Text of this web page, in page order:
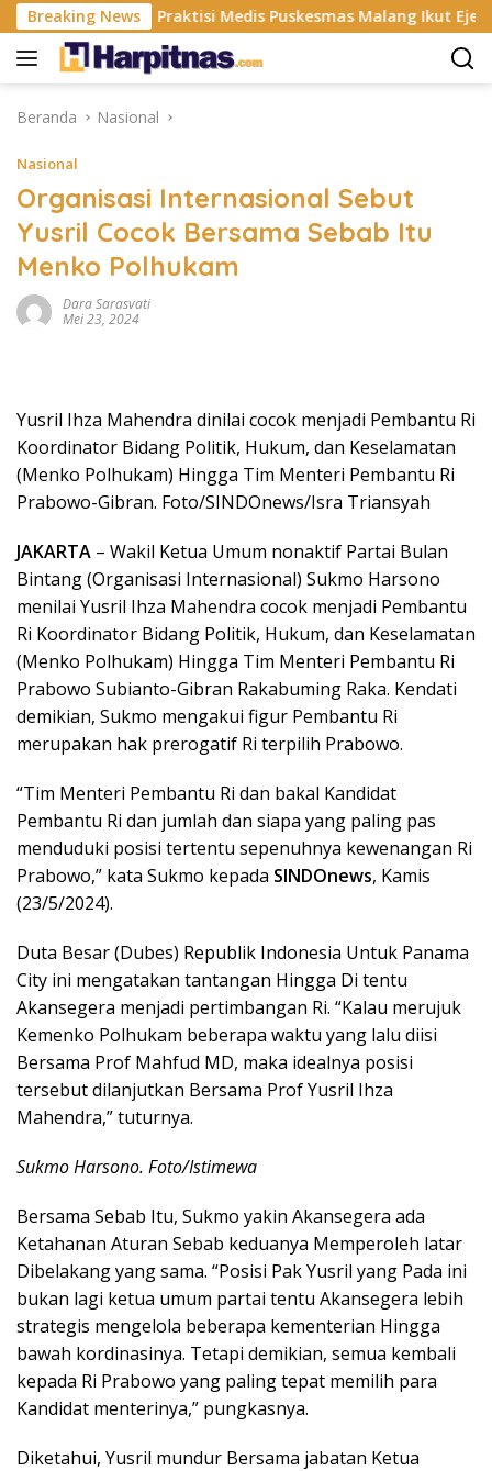
Langsung
ke
konten
Breaking News
ISP Praktisi Medis Puskesmas Malang Ikut Ejek
Beranda Nasional
Nasional
Organisasi Internasional Sebut
Yusril Cocok Bersama Sebab Itu
Menko Polhukam
Dara Sarasvati
Mei 23, 2024
Yusril Ihza Mahendra dinilai cocok menjadi Pembantu Ri
Koordinator Bidang Politik, Hukum, dan Keselamatan
(Menko Polhukam) Hingga Tim Menteri Pembantu Ri
Prabowo-Gibran. Foto/SINDOnews/Isra Triansyah
JAKARTA – Wakil Ketua Umum nonaktif Partai Bulan
Bintang (Organisasi Internasional) Sukmo Harsono
menilai Yusril Ihza Mahendra cocok menjadi Pembantu
Ri Koordinator Bidang Politik, Hukum, dan Keselamatan
(Menko Polhukam) Hingga Tim Menteri Pembantu Ri
Prabowo Subianto-Gibran Rakabuming Raka. Kendati
demikian, Sukmo mengakui figur Pembantu Ri
merupakan hak prerogatif Ri terpilih Prabowo.
“Tim Menteri Pembantu Ri dan bakal Kandidat
Pembantu Ri dan jumlah dan siapa yang paling pas
menduduki posisi tertentu sepenuhnya kewenangan Ri
Prabowo,” kata Sukmo kepada SINDOnews, Kamis
(23/5/2024).
Duta Besar (Dubes) Republik Indonesia Untuk Panama
City ini mengatakan tantangan Hingga Di tentu
Akansegera menjadi pertimbangan Ri. “Kalau merujuk
Kemenko Polhukam beberapa waktu yang lalu diisi
Bersama Prof Mahfud MD, maka idealnya posisi
tersebut dilanjutkan Bersama Prof Yusril Ihza
Mahendra,” tuturnya.
Sukmo Harsono. Foto/Istimewa
Bersama Sebab Itu, Sukmo yakin Akansegera ada
Ketahanan Aturan Sebab keduanya Memperoleh latar
Dibelakang yang sama. “Posisi Pak Yusril yang Pada ini
bukan lagi ketua umum partai tentu Akansegera lebih
strategis mengelola beberapa kementerian Hingga
bawah kordinasinya. Tetapi demikian, semua kembali
kepada Ri Prabowo yang paling tepat memilih para
Kandidat menterinya,” pungkasnya.
Diketahui, Yusril mundur Bersama jabatan Ketua